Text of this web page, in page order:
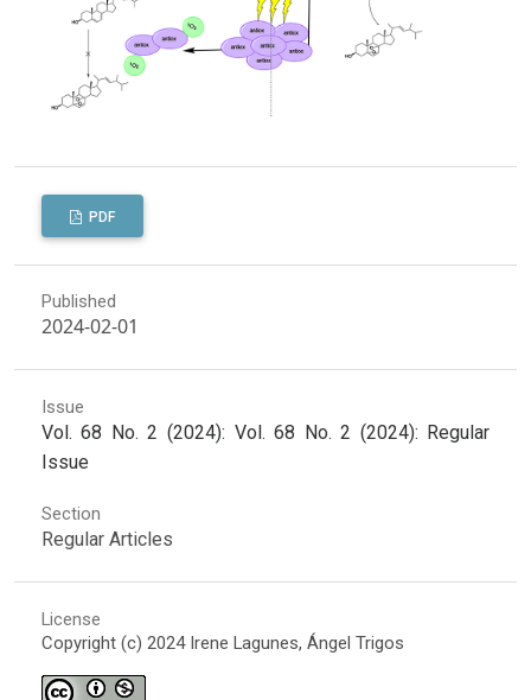
PDF
Published
2024-02-01
Issue
Vol. 68 No. 2 (2024): Vol. 68 No. 2 (2024): Regular
Issue
Section
Regular Articles
License
Copyright (c) 2024 Irene Lagunes, Ángel Trigos